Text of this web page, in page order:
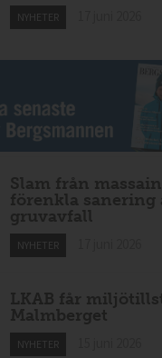
NYHETER
Slam från
förenkla sanering
gruvavfall
NYHETER
LKAB får
Malmberget
NYHETER